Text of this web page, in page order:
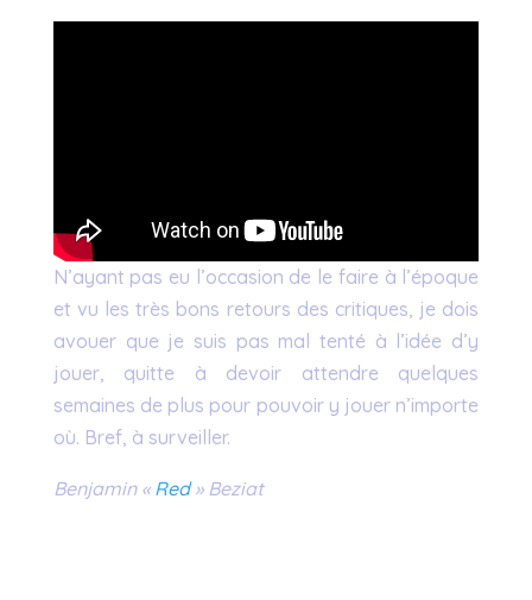
N’ayant pas eu l’occasion de le faire à l’époque
et vu les très bons retours des critiques, je dois
avouer que je suis pas mal tenté à l’idée d’y
jouer, quitte à devoir attendre quelques
semaines de plus pour pouvoir y jouer n’importe
où. Bref, à surveiller.
Benjamin « Red» Beziat